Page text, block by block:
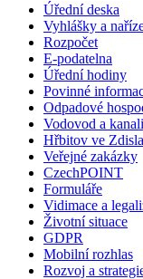
Úřední deska
Vyhlášky a
Rozpočet
E-podatelna
Úřední hodiny
Povinné
Odpadové
Vodovod a
Hřbitov ve
Veřejné zakázky
CzechPOINT
Formuláře
Vidimace a
Životní situace
GDPR
Mobilní rozhlas
Rozvoj a